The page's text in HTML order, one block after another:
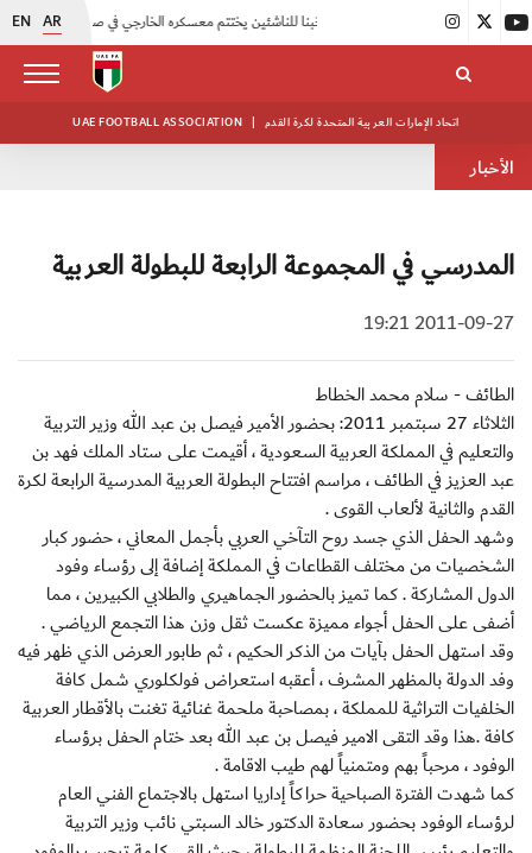
EN AR
UAE FOOTBALL ASSOCIATION | اتحاد الإمارات العربية المتحدة لكرة القدم
الأخبار
المدرسي في المجموعة الرابعة للبطولة العربية
2011-09-27 19:21
الطائف - سلام محمد الخطاط
الثلاثاء 27 سبتمبر 2011: بحضور الأمير فيصل بن عبد الله وزير التربية
والتعليم في المملكة العربية السعودية ، أقيمت على ستاد الملك فهد بن
عبد العزيز في الطائف ، مراسم افتتاح البطولة العربية المدرسية الرابعة لكرة
القدم والثانية لألعاب القوى .
وشهد الحفل الذي جسد روح التآخي العربي بأجمل المعاني ، حضور كبار
الشخصيات من مختلف القطاعات في المملكة إضافة إلى رؤساء وفود
الدول المشاركة . كما تميز بالحضور الجماهيري والطلابي الكبيرين ، مما
أضفى على الحفل أجواء مميزة عكست ثقل وزن هذا التجمع الرياضي .
وقد استهل الحفل بآيات من الذكر الحكيم ، ثم طابور العرض الذي ظهر فيه
وفد الدولة بالمظهر المشرف ، أعقبه استعراض فولكلوري شمل كافة
الخلفيات التراثية للمملكة ، بمصاحبة ملحمة غنائية تغنت بالأقطار العربية
كافة .هذا وقد التقى الامير فيصل بن عبد الله بعد ختام الحفل برؤساء
الوفود ، مرحباً بهم ومتمنياً لهم طيب الاقامة .
كما شهدت الفترة الصباحية حراكاً إداريا استهل بالاجتماع الفني العام
لرؤساء الوفود بحضور سعادة الدكتور خالد السبتي نائب وزير التربية